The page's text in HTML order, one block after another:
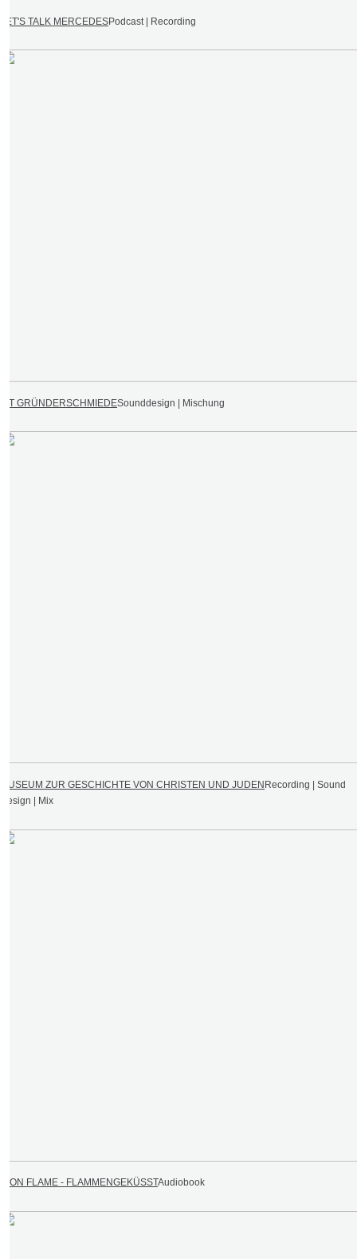
LET'S TALK MERCEDESPodcast | Recording
KIT GRÜNDERSCHMIEDESounddesign | Mischung
MUSEUM ZUR GESCHICHTE VON CHRISTEN UND JUDEN Recording | Sound
Design | Mix
IRON FLAME - FLAMMENGEKÜSST Audiobook